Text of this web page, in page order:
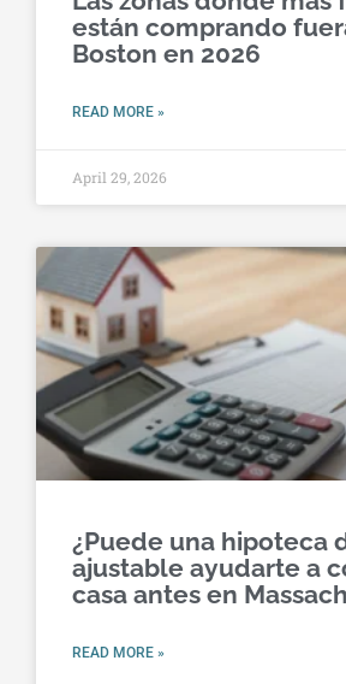
están comprando
Boston en 2026
READ MORE »
April 29, 2026
¿Puede una hipoteca
ajustable ayudarte a
casa antes en
READ MORE »